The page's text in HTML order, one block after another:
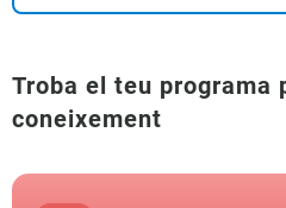
Troba el teu programa
coneixement